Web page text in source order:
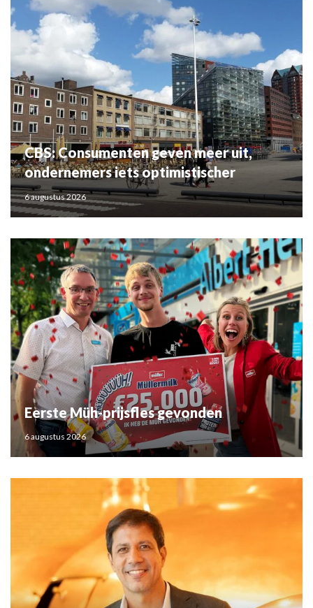
CBS: Consumenten geven meer uit,
ondernemers iets optimistischer
6 augustus 2026
Eerste Müh-prijsfles gevonden
6 augustus 2026